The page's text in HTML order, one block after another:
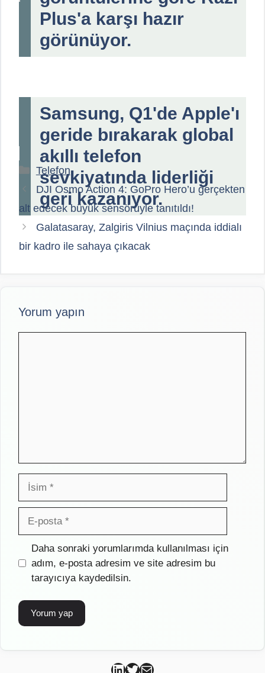
Plus'a karşı hazır
görünüyor.
Samsung, Q1'de Apple'ı
geride bırakarak global
akıllı telefon
sevkiyatında liderliği
geri kazanıyor.
Kategoriler
Telefon
DJI Osmo Action 4: GoPro Hero’u gerçekten
alt edecek büyük sensörüyle tanıtıldı!
Galatasaray, Zalgiris Vilnius maçında iddialı
bir kadro ile sahaya çıkacak
Yorum yapın
İsim
posta
İnternet
sitesi
Daha sonraki yorumlarımda kullanılması için
adım, e-posta adresim ve site adresim bu
tarayıcıya kaydedilsin.
Can Kütahya Linkedin
Can Kütahya Twitter
Can Kütahya Mail